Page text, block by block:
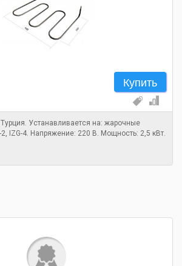
Купить
Устанавливается на: жарочные
2, IZG-4. Напряжение: 220 В. Мощность: 2,5 кВт.